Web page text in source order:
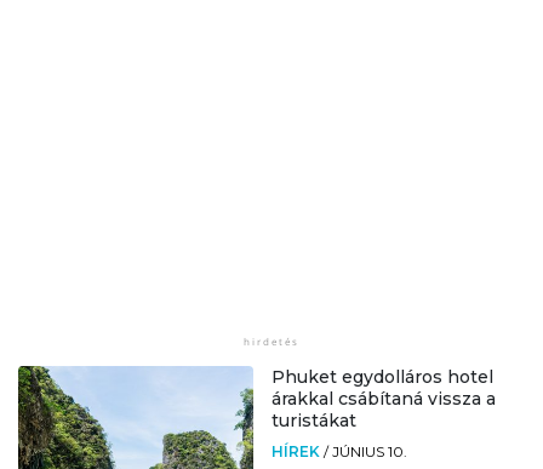
Phuket egydolláros hotel
árakkal csábítaná vissza a
turistákat
HÍREK /JÚNIUS 10.